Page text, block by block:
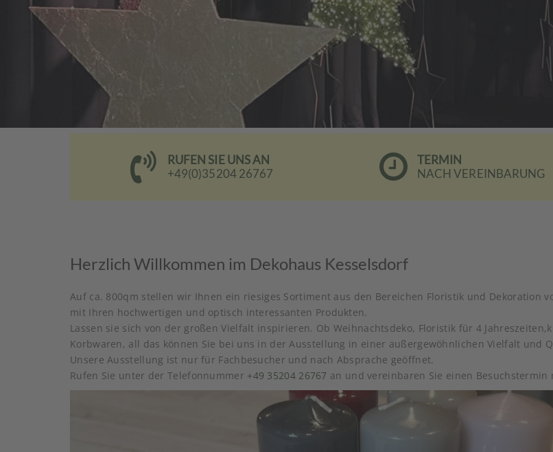
Kontaktbanner
RUFEN SIE UNS AN
+49(0)35204 26767
TERMIN
NACH VEREINBARUNG
Herzlich Willkommen im Dekohaus Kesselsdorf
Auf ca. 800qm stellen wir Ihnen ein riesiges Sortiment aus den Bereichen Floristik und Dekoration
mit Ihren hochwertigen und optisch interessanten Produkten.
Lassen sie sich von der großen Vielfalt inspirieren. Ob Weihnachtsdeko, Floristik für 4
Korbwaren, all das können Sie bei uns in der Ausstellung in einer außergewöhnlichen Vielfalt und
Unsere Ausstellung ist nur für Fachbesucher und nach Absprache geöffnet.
Rufen Sie unter der Telefonnummer +49 35204 26767 an und vereinbaren Sie einen Besuchstermin